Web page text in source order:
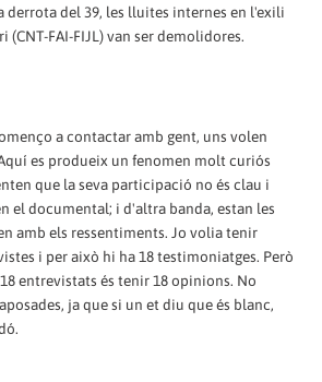
derrota del 39, les lluites internes en l'exili
FAI-FIJL) van ser demolidores.
a contactar amb gent, uns volen
es produeix un fenomen molt curiós
que la seva participació no és clau i
el documental; i d'altra banda, estan les
amb els ressentiments. Jo volia tenir
i per això hi ha 18 testimoniatges. Però
entrevistats és tenir 18 opinions. No
ja que si un et diu que és blanc,